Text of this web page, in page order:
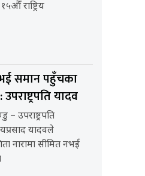
१५औँ राष्ट्रिय
समान पहुँचका
यादव
– उपराष्ट्रपति
यादवले
नारामा सीमित नभई